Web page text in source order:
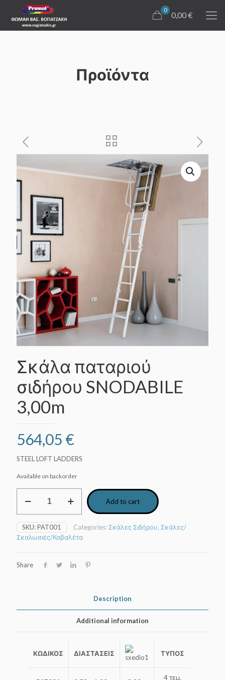
0
0,00 €
Προϊόντα
Σκάλα παταριού
σιδήρου SNODABILE
3,00m
564,05 €
STEEL LOFT LADDERS
Available on backorder
παταριού
SNODABILE
3,00m
quantity
Add to cart
SKU:PAT001 Categories: Σκάλες Σιδήρου, Σκάλες/
Σκαλωσιές/Καβαλέτα
Share
Description
Additional information
ΚΩΔΙΚΟΣ ΔΙΑΣΤΑΣΕΙΣ ΤΥΠΟΣ
4 τεμ.